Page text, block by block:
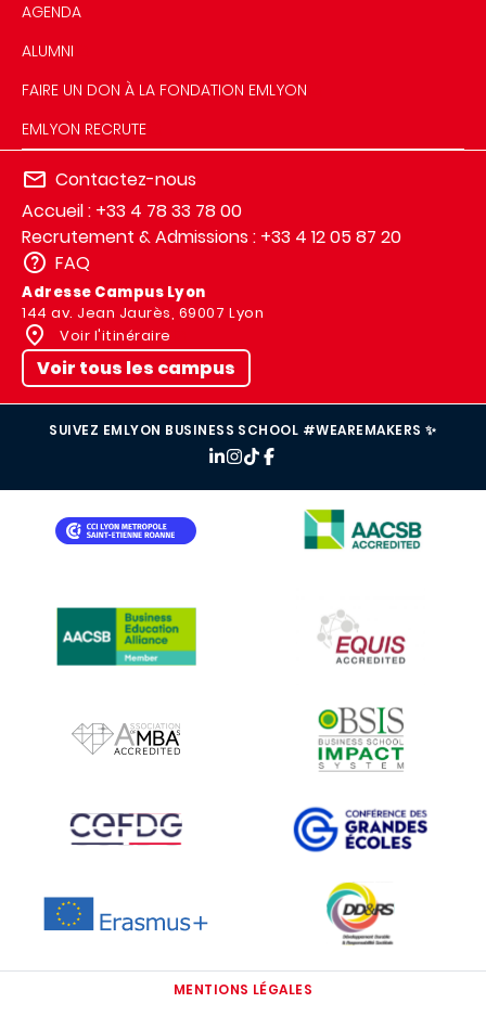
AGENDA
ALUMNI
FAIRE UN DON À LA FONDATION EMLYON
EMLYON RECRUTE
Contactez-nous
Accueil : +33 4 78 33 78 00
Recrutement & Admissions : +33 4 12 05 87 20
FAQ
Adresse Campus Lyon
144 av. Jean Jaurès, 69007 Lyon
Voir l'itinéraire
Voir tous les campus
SUIVEZ EMLYON BUSINESS SCHOOL #WEAREMAKERS ✨
IMAGE
IMAGE
IMAGE
IMAGE
IMAGE IMAGE
MENTIONS LÉGALES